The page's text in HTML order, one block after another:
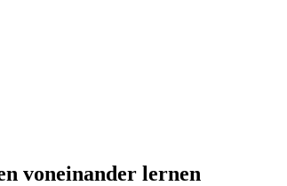
voneinander lernen